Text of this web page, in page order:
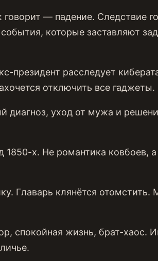
— падение. Следствие
которые заставляют
президент расследует
отключить все гаджеты.
диагноз, уход от мужа и
х. Не романтика ковбоев, а
Главарь клянётся отомстить.
спокойная жизнь, брат-хаос.